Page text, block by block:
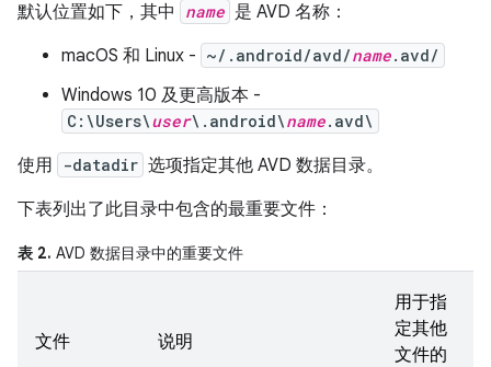
默认位置如下，其中
name 是 AVD 名称：
macOS 和 Linux - ~/.android/avd/name.avd/
Windows 10 及更高版本 -
C:\Users\user\.android\name.avd\
使用 -datadir 选项指定其他 AVD 数据目录。
下表列出了此目录中包含的最重要文件：
表 2. AVD 数据目录中的重要文件
文件 说明
用于指
定其他
文件的